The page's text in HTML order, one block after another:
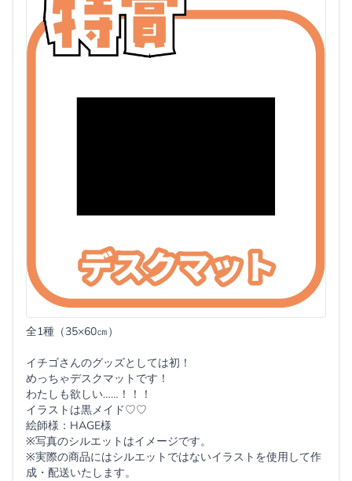
全1種（35×60㎝）
イチゴさんのグッズとしては初！
めっちゃデスクマットです！
わたしも欲しい……！！！
イラストは黒メイド‪♡♡
絵師様：HAGE様
※写真のシルエットはイメージです。
※実際の商品にはシルエットではないイラストを使用して作
成・配送いたします。